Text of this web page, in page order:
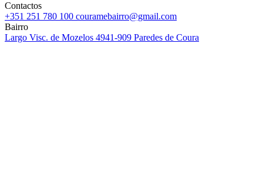
Contactos
+351 251 780 100 couramebairro@gmail.com
Bairro
Largo Visc. de Mozelos 4941-909 Paredes de Coura